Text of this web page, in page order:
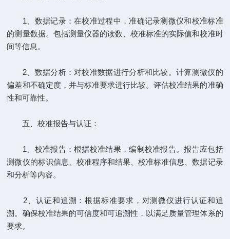
1、数据记录：在校准过程中，准确记录测微仪和校准标准
的测量数据。包括测量仪器的读数、校准标准的实际值和校准时
间等信息。
2、数据分析：对校准数据进行分析和比较。计算测微仪的
偏差和不确定度，并与标准要求进行比较。评估校准结果的准确
性和可靠性。
五、校准报告与认证：
1、校准报告：根据校准结果，编制校准报告。报告应包括
测微仪的标识信息、校准程序和结果、校准标准信息、数据记录
和分析等内容。
2、认证和追溯：根据标准要求，对测微仪进行认证和追
溯。确保校准结果的可信度和可追溯性，以满足质量管理体系的
要求。